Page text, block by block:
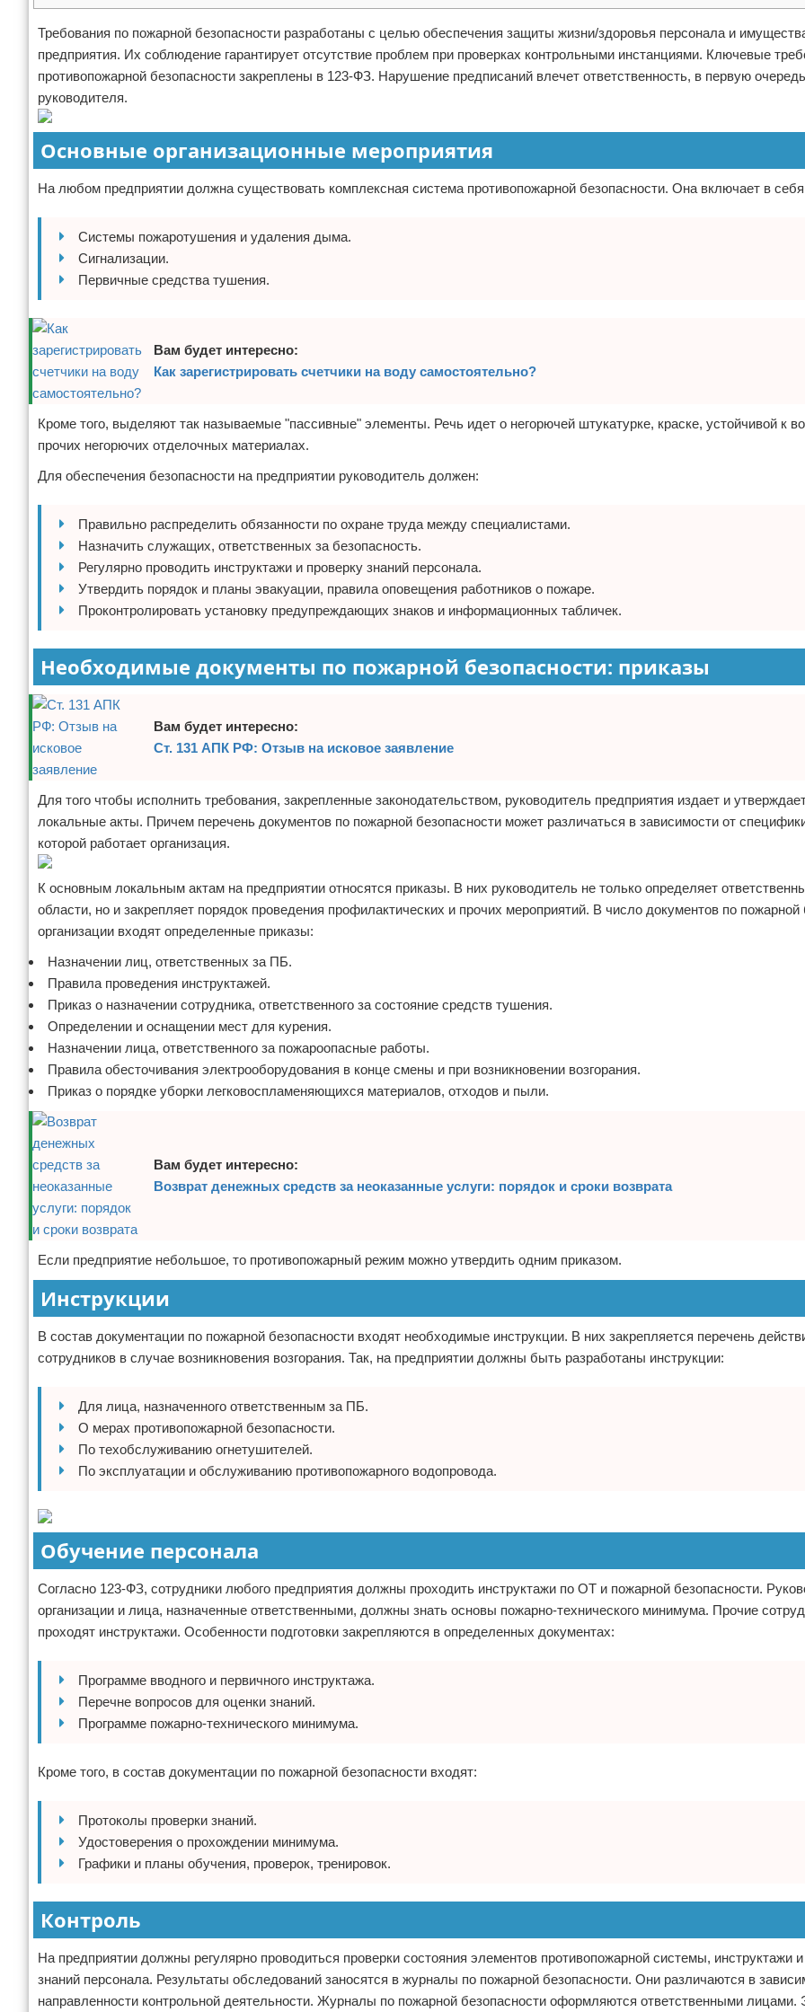
Кино и сериалы
Покупки
Мода и стиль
Отказ от ответственности
Требования по пожарной безопасности разработаны с целью обеспечения защиты жизни/здоровья персонала и
предприятия. Их соблюдение гарантирует отсутствие проблем при проверках контрольными инстанциями. Ключевые
противопожарной безопасности закреплены в 123-ФЗ. Нарушение предписаний влечет ответственность, в первую
руководителя.
Основные организационные мероприятия
На любом предприятии должна существовать комплексная система противопожарной безопасности. Она включает в
Системы пожаротушения и удаления дыма.
Сигнализации.
Первичные средства тушения.
Вам будет интересно:
Как зарегистрировать счетчики на воду самостоятельно?
Кроме того, выделяют так называемые "пассивные" элементы. Речь идет о негорючей штукатурке, краске, устойчивой к
прочих негорючих отделочных материалах.
Для обеспечения безопасности на предприятии руководитель должен:
Правильно распределить обязанности по охране труда между специалистами.
Назначить служащих, ответственных за безопасность.
Регулярно проводить инструктажи и проверку знаний персонала.
Утвердить порядок и планы эвакуации, правила оповещения работников о пожаре.
Проконтролировать установку предупреждающих знаков и информационных табличек.
Необходимые документы по пожарной безопасности: приказы
Вам будет интересно:
Ст. 131 АПК РФ: Отзыв на исковое заявление
Для того чтобы исполнить требования, закрепленные законодательством, руководитель предприятия издает и
локальные акты. Причем перечень документов по пожарной безопасности может различаться в зависимости от
которой работает организация.
К основным локальным актам на предприятии относятся приказы. В них руководитель не только определяет
области, но и закрепляет порядок проведения профилактических и прочих мероприятий. В число документов по пожарной
организации входят определенные приказы:
Назначении лиц, ответственных за ПБ.
Правила проведения инструктажей.
Приказ о назначении сотрудника, ответственного за состояние средств тушения.
Определении и оснащении мест для курения.
Назначении лица, ответственного за пожароопасные работы.
Правила обесточивания электрооборудования в конце смены и при возникновении возгорания.
Приказ о порядке уборки легковоспламеняющихся материалов, отходов и пыли.
Вам будет интересно:
Возврат денежных средств за неоказанные услуги: порядок и сроки возврата
Если предприятие небольшое, то противопожарный режим можно утвердить одним приказом.
Инструкции
В состав документации по пожарной безопасности входят необходимые инструкции. В них закрепляется перечень
сотрудников в случае возникновения возгорания. Так, на предприятии должны быть разработаны инструкции:
Для лица, назначенного ответственным за ПБ.
О мерах противопожарной безопасности.
По техобслуживанию огнетушителей.
По эксплуатации и обслуживанию противопожарного водопровода.
Обучение персонала
Согласно 123-ФЗ, сотрудники любого предприятия должны проходить инструктажи по ОТ и пожарной безопасности.
организации и лица, назначенные ответственными, должны знать основы пожарно-технического минимума. Прочие
проходят инструктажи. Особенности подготовки закрепляются в определенных документах:
Программе вводного и первичного инструктажа.
Перечне вопросов для оценки знаний.
Программе пожарно-технического минимума.
Кроме того, в состав документации по пожарной безопасности входят:
Протоколы проверки знаний.
Удостоверения о прохождении минимума.
Графики и планы обучения, проверок, тренировок.
Контроль
На предприятии должны регулярно проводиться проверки состояния элементов противопожарной системы, инструктажи
знаний персонала. Результаты обследований заносятся в журналы по пожарной безопасности. Они различаются в
направленности контрольной деятельности. Журналы по пожарной безопасности оформляются ответственными лицами.